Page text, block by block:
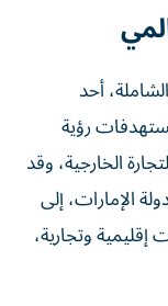
أحد
رؤية
للتجارة الخارجية، وقد
الإمارات، إلى
إقليمية وتجارية،